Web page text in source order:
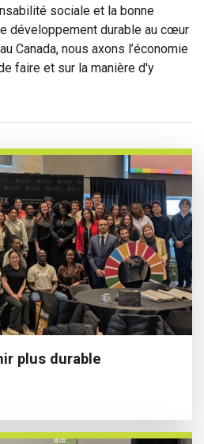
sociale et la bonne
développement durable au cœur
Canada, nous axons l’économie
faire et sur la manière d'y
plus durable